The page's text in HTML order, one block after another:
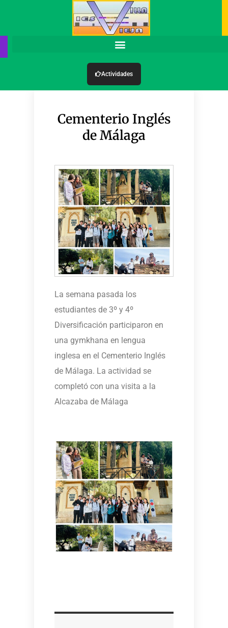
Actividades
Cementerio Inglés
de Málaga
La semana pasada los
estudiantes de 3º y 4º
Diversificación participaron en
una gymkhana en lengua
inglesa en el Cementerio Inglés
de Málaga. La actividad se
completó con una visita a la
Alcazaba de Málaga